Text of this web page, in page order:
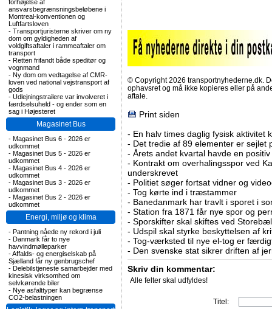
forhøjelse af
ansvarsbegrænsningsbeløbene i
Montreal-konventionen og
Luftfartsloven
- Transportjuristerne skriver om ny
dom om gyldigheden af
voldgiftsaftaler i rammeaftaler om
transport
- Retten frifandt både speditør og
vognmand
- Ny dom om vedtagelse af CMR-
loven ved national vejstransport af
gods
- Udlejningstrailere var involveret i
færdselsuheld - og ender som en
sag i Højesteret
Magasinet Bus
- Magasinet Bus 6 - 2026 er
udkommet
- Magasinet Bus 5 - 2026 er
udkommet
- Magasinet Bus 4 - 2026 er
udkommet
- Magasinet Bus 3 - 2026 er
udkommet
- Magasinet Bus 2 - 2026 er
udkommet
Energi, miljø og klima
- Pantning nåede ny rekord i juli
- Danmark får to nye
havvindmølleparker
-Affalds- og energiselskab på
Sjælland får ny genbrugschef
- Delebilstjeneste samarbejder med
kinesisk virksomhed om
selvkørende biler
- Nye asfalttyper kan begrænse
CO2-belastningen
© Copyright 2026 transportnyhederne.dk.
ophavsret og må ikke kopieres eller på
aftale.
Print siden
- En halv times daglig fysisk aktivitet
- Det tredie af 89 elementer er sejlet
- Årets andet kvartal havde en
- Kontrakt om overhalingsspor ved
underskrevet
- Politiet søger fortsat vidner og
- Tog kørte ind i træstammer
- Banedanmark har travlt i sporet i
- Station fra 1871 får nye spor og
- Sporskifter skal skiftes ved
- Udspil skal styrke beskyttelsen af
- Tog-værksted til nye el-tog er
- Den svenske stat sikrer driften af
Skriv din kommentar:
Alle felter skal udfyldes!
Titel: